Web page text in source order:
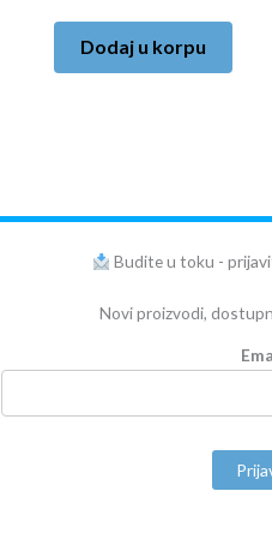
Dodaj u korpu
Budite u toku -
Novi proizvodi,